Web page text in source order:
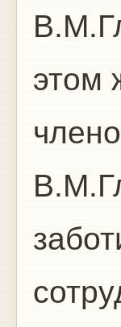
этом